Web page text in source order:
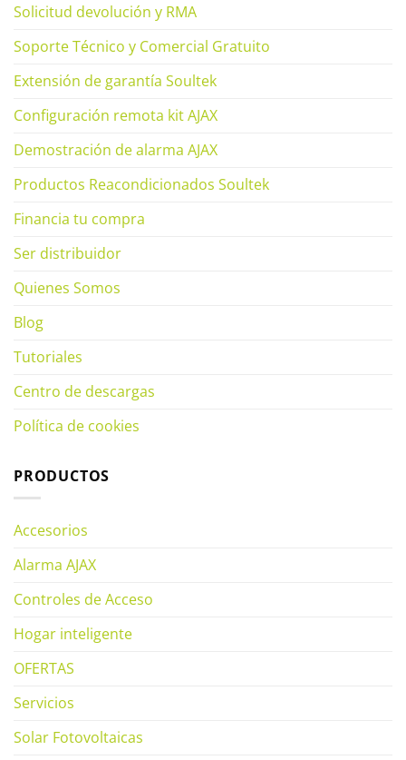
Solicitud devolución y RMA
Soporte Técnico y Comercial Gratuito
Extensión de garantía Soultek
Configuración remota kit AJAX
Demostración de alarma AJAX
Productos Reacondicionados Soultek
Financia tu compra
Ser distribuidor
Quienes Somos
Blog
Tutoriales
Centro de descargas
Política de cookies
PRODUCTOS
Accesorios
Alarma AJAX
Controles de Acceso
Hogar inteligente
OFERTAS
Servicios
Solar Fotovoltaicas